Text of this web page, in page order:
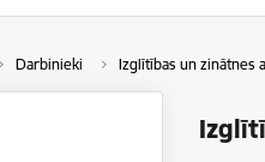
Darbinieki Izglītības un zinātnes